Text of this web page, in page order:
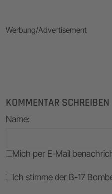
Werbung/Advertisement
KOMMENTAR SCHREIBEN
Name:
Mich per E-Mail
Ich stimme der B-17